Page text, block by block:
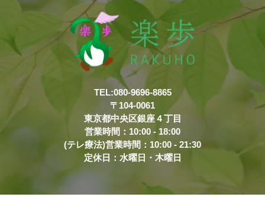
TEL:080-9696-8865
〒104-0061
東京都中央区銀座４丁目
営業時間：10:00 - 18:00
(テレ療法)営業時間：10:00 - 21:30
定休日：水曜日・木曜日